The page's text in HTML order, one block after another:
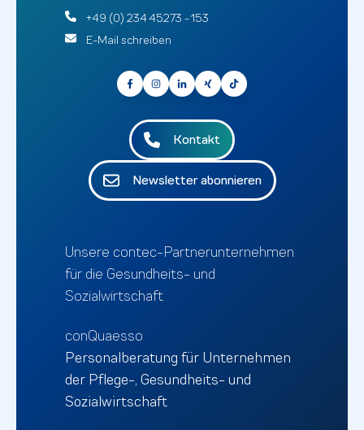
+49 (0) 234 45273 - 153
E-Mail schreiben
Kontakt
Newsletter abonnieren
Unsere contec-Partnerunternehmen
für die Gesundheits- und
Sozialwirtschaft
conQuaesso
Personalberatung für Unternehmen
der Pflege-, Gesundheits- und
Sozialwirtschaft